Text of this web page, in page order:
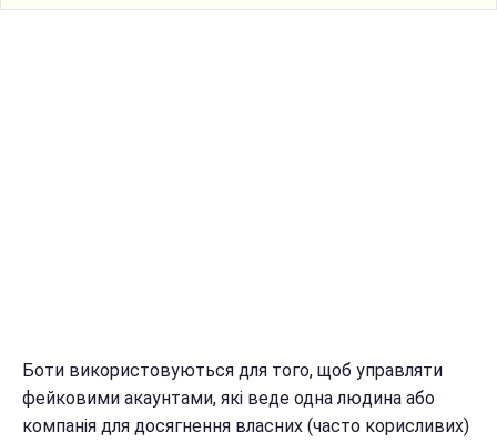
Боти використовуються для того, щоб управляти
фейковими акаунтами, які веде одна людина або
компанія для досягнення власних (часто корисливих)